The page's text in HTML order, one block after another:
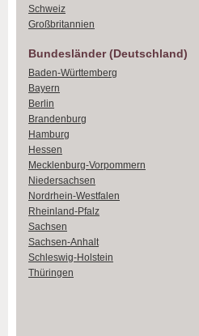
Schweiz
Großbritannien
Bundesländer (Deutschland)
Baden-Württemberg
Bayern
Berlin
Brandenburg
Hamburg
Hessen
Mecklenburg-Vorpommern
Niedersachsen
Nordrhein-Westfalen
Rheinland-Pfalz
Sachsen
Sachsen-Anhalt
Schleswig-Holstein
Thüringen